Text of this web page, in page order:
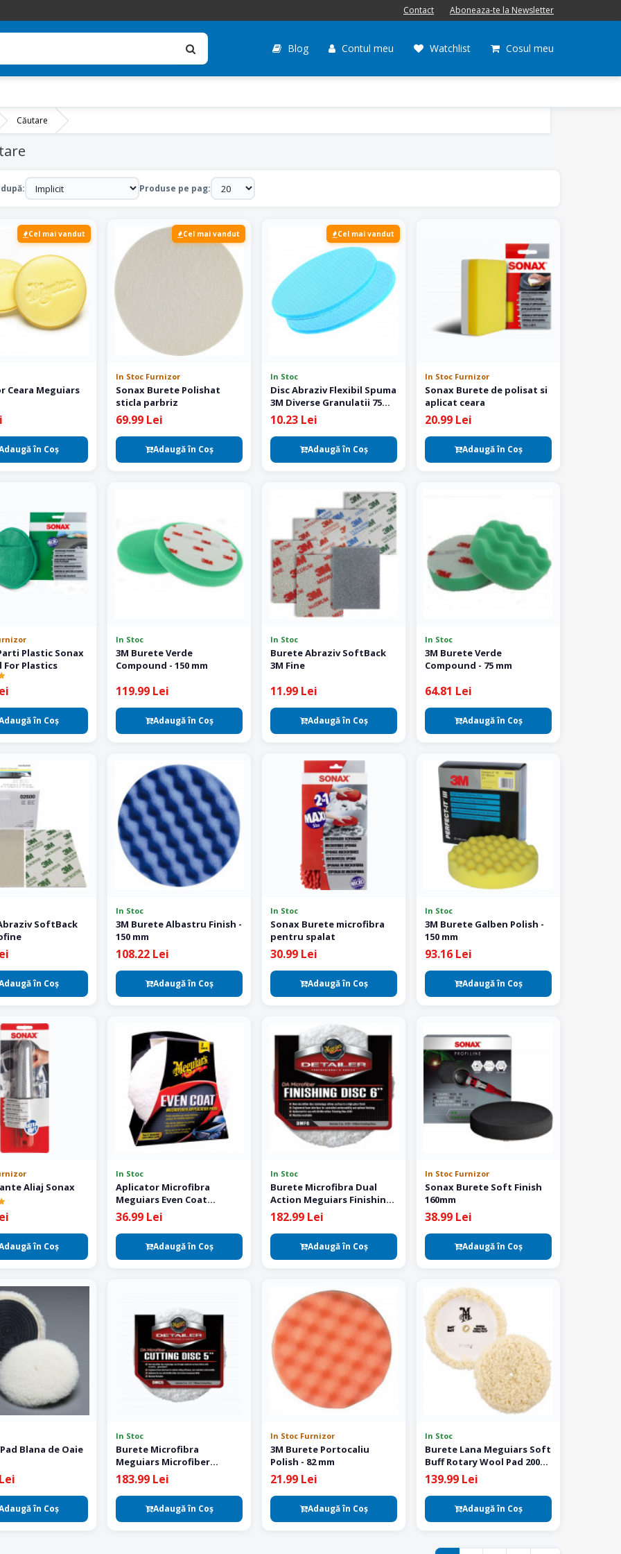
Contact Aboneaza-te la Newsletter
Blog Contul meu Watchlist Cosul meu
Căutare
Produse pe pag:
Cel mai vandut
Ceara Meguiars
în Coş
Cel mai vandut
In Stoc Furnizor
Sonax Burete Polishat
sticla parbriz
69.99 Lei
Adaugă în Coş
Cel mai vandut
In Stoc
Disc Abraziv Flexibil Spuma
3M Diverse Granulatii 75
mm
10.23 Lei
Adaugă în Coş
In Stoc Furnizor
Sonax Burete de polisat si
aplicat ceara
20.99 Lei
Adaugă în Coş
Plastic Sonax
For Plastics
în Coş
In Stoc
3M Burete Verde
Compound - 150 mm
119.99 Lei
Adaugă în Coş
In Stoc
Burete Abraziv SoftBack
3M Fine
11.99 Lei
Adaugă în Coş
In Stoc
3M Burete Verde
Compound - 75 mm
64.81 Lei
Adaugă în Coş
SoftBack
în Coş
In Stoc
3M Burete Albastru Finish -
150 mm
108.22 Lei
Adaugă în Coş
In Stoc
Sonax Burete microfibra
pentru spalat
30.99 Lei
Adaugă în Coş
In Stoc
3M Burete Galben Polish -
150 mm
93.16 Lei
Adaugă în Coş
Aliaj Sonax
în Coş
In Stoc
Aplicator Microfibra
Meguiars Even Coat
Aplicator pack 2 buc
36.99 Lei
Adaugă în Coş
In Stoc
Burete Microfibra Dual
Action Meguiars Finishing
Disc 150 mm - 2 buc
182.99 Lei
Adaugă în Coş
In Stoc Furnizor
Sonax Burete Soft Finish
160mm
38.99 Lei
Adaugă în Coş
Blana de Oaie
în Coş
In Stoc
Burete Microfibra
Meguiars Microfiber
Cutting Pad 5 Inch 2 buc
183.99 Lei
Adaugă în Coş
In Stoc Furnizor
3M Burete Portocaliu
Polish - 82 mm
21.99 Lei
Adaugă în Coş
In Stoc
Burete Lana Meguiars Soft
Buff Rotary Wool Pad 200
mm
139.99 Lei
Adaugă în Coş